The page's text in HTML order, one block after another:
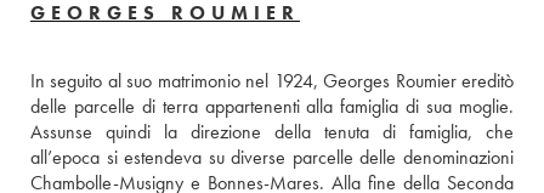
GEORGES ROUMIER
In seguito al suo matrimonio nel 1924, Georges Roumier ereditò
delle parcelle di terra appartenenti alla famiglia di sua moglie.
Assunse quindi la direzione della tenuta di famiglia, che
all’epoca si estendeva su diverse parcelle delle denominazioni
Chambolle-Musigny e Bonnes-Mares. Alla fine della Seconda